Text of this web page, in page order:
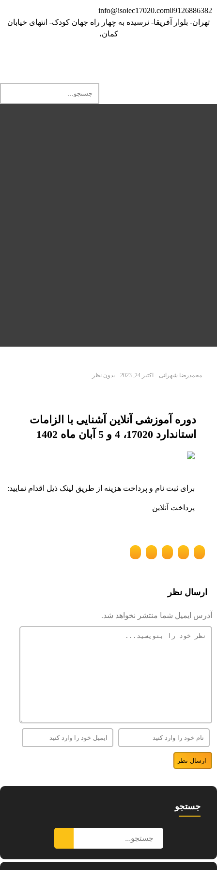
09126886382
info@isoiec17020.com
تهران- بلوار آفریقا- نرسیده به چهار راه جهان کودک- انتهای خیابان
کمان،
محمدرضا شهرانی اکتبر 24, 2023 بدون نظر
دوره آموزشی آنلاین آشنایی با الزامات
استاندارد 17020، 4 و 5 آبان ماه 1402
برای ثبت نام و پرداخت هزینه از طریق لینک ذیل اقدام نمایید:
پرداخت آنلاین
ارسال نظر
آدرس ایمیل شما منتشر نخواهد شد.
جستجو